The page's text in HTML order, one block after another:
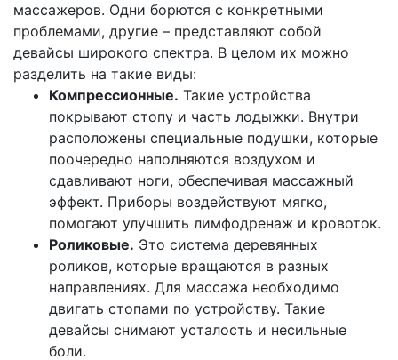
массажеров. Одни борются с конкретными
проблемами, другие – представляют собой
девайсы широкого спектра. В целом их можно
разделить на такие виды:
Компрессионные. Такие устройства
покрывают стопу и часть лодыжки. Внутри
расположены специальные подушки, которые
поочередно наполняются воздухом и
сдавливают ноги, обеспечивая массажный
эффект. Приборы воздействуют мягко,
помогают улучшить лимфодренаж и кровоток.
Роликовые. Это система деревянных
роликов, которые вращаются в разных
направлениях. Для массажа необходимо
двигать стопами по устройству. Такие
девайсы снимают усталость и несильные
боли.